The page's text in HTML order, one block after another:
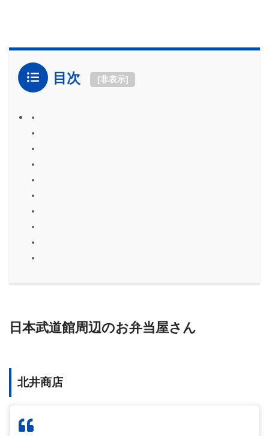
目次 [非表示]
日本武道館周辺のお弁当屋さん
北井商店